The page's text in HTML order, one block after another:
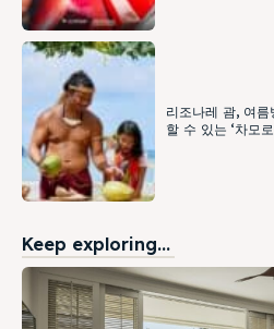
리조나레 괌, 여
할 수 있는 ‘차모
Keep exploring...